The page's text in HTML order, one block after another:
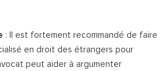
: Il est fortement recommandé de faire
en droit des étrangers pour
peut aider à argumenter